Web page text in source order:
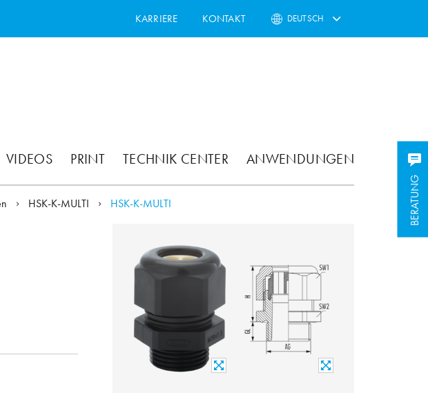
KARRIERE KONTAKT DEUTSCH
VIDEOS PRINT TECHNIK CENTER ANWENDUNGEN
BERATUNG
HSK-K-MULTI HSK-K-MULTI